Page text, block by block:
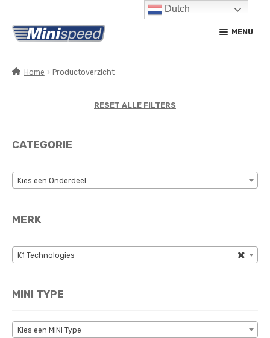
Ga
door
navigatie
Ga
naar
inhoud
MENU
CONTACT
MIJN ACCOUNT
Home Productoverzicht
RESET ALLE FILTERS
CATEGORIE
Kies een Onderdeel
MERK
×
K1 Technologies
MINI TYPE
Kies een MINI Type
Dutch